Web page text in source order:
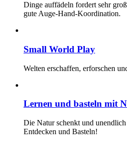
Dinge auffädeln fordert sehr
gute Auge-Hand-Koordination.
Small World Play
Welten erschaffen, erforschen
Lernen und basteln mit
Die Natur schenkt und
Entdecken und Basteln!